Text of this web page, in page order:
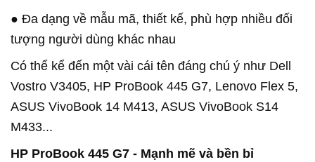
● Đa dạng về mẫu mã, thiết kế, phù hợp nhiều đối
tượng người dùng khác nhau
Có thể kể đến một vài cái tên đáng chú ý như Dell
Vostro V3405, HP ProBook 445 G7, Lenovo Flex 5,
ASUS VivoBook 14 M413, ASUS VivoBook S14
M433...
HP ProBook 445 G7 - Mạnh mẽ và bền bỉ